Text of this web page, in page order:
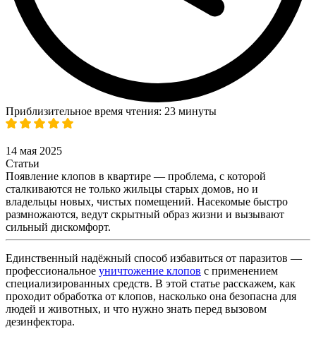
Приблизительное время чтения: 23 минуты
14 мая 2025
Статьи
Появление клопов в квартире — проблема, с которой
сталкиваются не только жильцы старых домов, но и
владельцы новых, чистых помещений. Насекомые быстро
размножаются, ведут скрытный образ жизни и вызывают
сильный дискомфорт.
Единственный надёжный способ избавиться от паразитов —
профессиональное уничтожение клопов с применением
специализированных средств. В этой статье расскажем, как
проходит обработка от клопов, насколько она безопасна для
людей и животных, и что нужно знать перед вызовом
дезинфектора.